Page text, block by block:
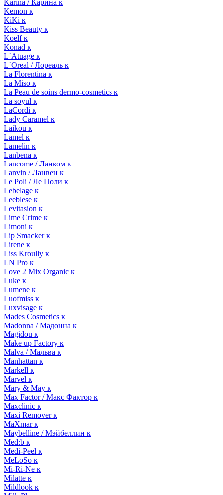
Karina / Карина к
Kemon к
KiKi к
Kiss Beauty к
Koelf к
Konad к
L`Atuage к
L`Oreal / Лореаль к
La Florentina к
La Miso к
La Peau de soins dermo-cosmetics к
La soyul к
LaCordi к
Lady Caramel к
Laikou к
Lamel к
Lamelin к
Lanbena к
Lancome / Ланком к
Lanvin / Ланвен к
Le Poli / Ле Поли к
Lebelage к
Leeblese к
Levitasion к
Lime Crime к
Limoni к
Lip Smacker к
Lirene к
Liss Kroully к
LN Pro к
Love 2 Mix Organic к
Luke к
Lumene к
Luofmiss к
Luxvisage к
Mades Cosmetics к
Madonna / Мадонна к
Magidou к
Make up Factory к
Malva / Мальва к
Manhattan к
Markell к
Marvel к
Mary & May к
Max Factor / Макс Фактор к
Maxclinic к
Maxi Remover к
MaXmar к
Maybelline / Мэйбеллин к
Med:b к
Medi-Peel к
MeLoSo к
Mi-Ri-Ne к
Milatte к
Mildlook к